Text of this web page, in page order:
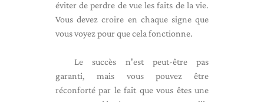
éviter de perdre de vue les faits de la vie.
Vous devez croire en chaque signe que
vous voyez pour que cela fonctionne.
Le succès n'est peut-être pas
garanti, mais vous pouvez être
réconforté par le fait que vous êtes une